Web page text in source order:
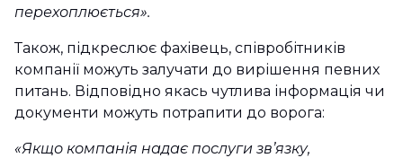
перехоплюється».
Також, підкреслює фахівець, співробітників
компанії можуть залучати до вирішення певних
питань. Відповідно якась чутлива інформація чи
документи можуть потрапити до ворога:
«Якщо компанія надає послуги зв’язку,